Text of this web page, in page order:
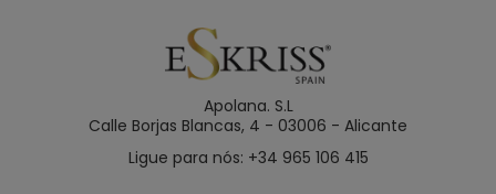
Apolana. S.L
Calle Borjas Blancas, 4 - 03006 - Alicante
Ligue para nós: +34 965 106 415